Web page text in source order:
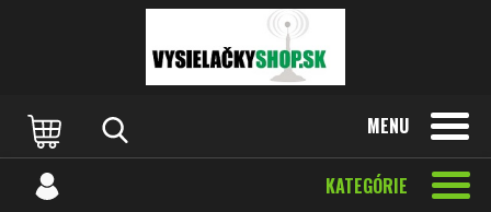
MENU
KATEGÓRIE